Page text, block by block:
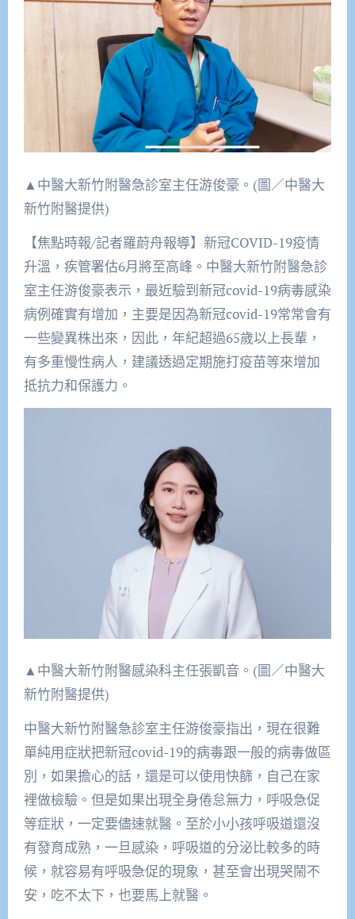
▲中醫大新竹附醫急診室主任游俊豪。(圖／中醫大
新竹附醫提供)
【焦點時報/記者羅蔚舟報導】新冠COVID-19疫情
升溫，疾管署估6月將至高峰。中醫大新竹附醫急診
室主任游俊豪表示，最近驗到新冠covid-19病毒感染
病例確實有增加，主要是因為新冠covid-19常常會有
一些變異株出來，因此，年紀超過65歲以上長輩，
有多重慢性病人，建議透過定期施打疫苗等來增加
抵抗力和保護力。
▲中醫大新竹附醫感染科主任張凱音。(圖／中醫大
新竹附醫提供)
中醫大新竹附醫急診室主任游俊豪指出，現在很難
單純用症狀把新冠covid-19的病毒跟一般的病毒做區
別，如果擔心的話，還是可以使用快篩，自己在家
裡做檢驗。但是如果出現全身倦怠無力，呼吸急促
等症狀，一定要儘速就醫。至於小小孩呼吸道還沒
有發育成熟，一旦感染，呼吸道的分泌比較多的時
候，就容易有呼吸急促的現象，甚至會出現哭鬧不
安，吃不太下，也要馬上就醫。